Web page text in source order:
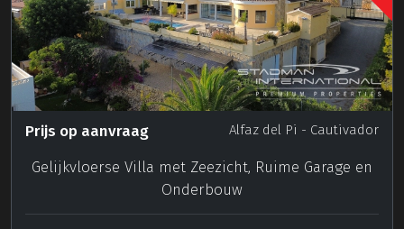
Prijs op aanvraag Alfaz del Pi - Cautivador
Gelijkvloerse Villa met Zeezicht, Ruime Garage en
Onderbouw